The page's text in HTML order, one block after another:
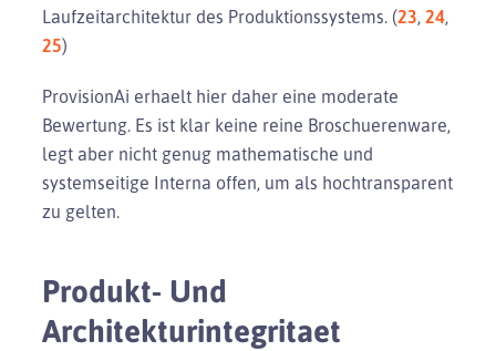
Laufzeitarchitektur des Produktionssystems. (23, 24,
25)
ProvisionAi erhaelt hier daher eine moderate
Bewertung. Es ist klar keine reine Broschuerenware,
legt aber nicht genug mathematische und
systemseitige Interna offen, um als hochtransparent
zu gelten.
Produkt- Und
Architekturintegritaet